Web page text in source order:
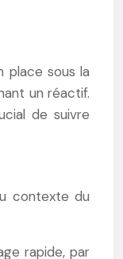
place sous la
un réactif.
de suivre
contexte du
rapide, par